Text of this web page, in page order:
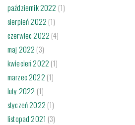
październik 2022 (1)
sierpień 2022 (1)
czerwiec 2022 (4)
maj 2022 (3)
kwiecień 2022 (1)
marzec 2022 (1)
luty 2022 (1)
styczeń 2022 (1)
listopad 2021 (3)